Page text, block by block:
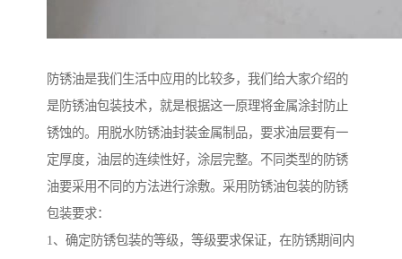
防锈油是我们生活中应用的比较多，我们给大家介绍的
是防锈油包装技术，就是根据这一原理将金属涂封防止
锈蚀的。用脱水防锈油封装金属制品，要求油层要有一
定厚度，油层的连续性好，涂层完整。不同类型的防锈
油要采用不同的方法进行涂敷。采用防锈油包装的防锈
包装要求：
1、确定防锈包装的等级，等级要求保证，在防锈期间内